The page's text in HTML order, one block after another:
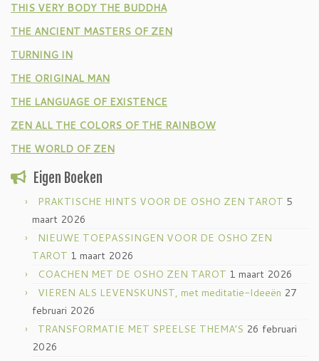
THIS VERY BODY THE BUDDHA
THE ANCIENT MASTERS OF ZEN
TURNING IN
THE ORIGINAL MAN
THE LANGUAGE OF EXISTENCE
ZEN ALL THE COLORS OF THE RAINBOW
THE WORLD OF ZEN
Eigen Boeken
PRAKTISCHE HINTS VOOR DE OSHO ZEN TAROT 5
maart 2026
NIEUWE TOEPASSINGEN VOOR DE OSHO ZEN
TAROT 1 maart 2026
COACHEN MET DE OSHO ZEN TAROT 1 maart 2026
VIEREN ALS LEVENSKUNST, met meditatie-Ideeën 27
februari 2026
TRANSFORMATIE MET SPEELSE THEMA’S 26 februari
2026